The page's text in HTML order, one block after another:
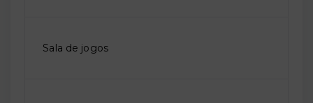
Sala de jogos